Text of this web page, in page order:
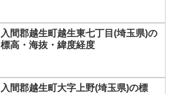
入間郡越生町越生東七丁目(埼玉県)の
標高・海抜・緯度経度
入間郡越生町大字上野(埼玉県)の標